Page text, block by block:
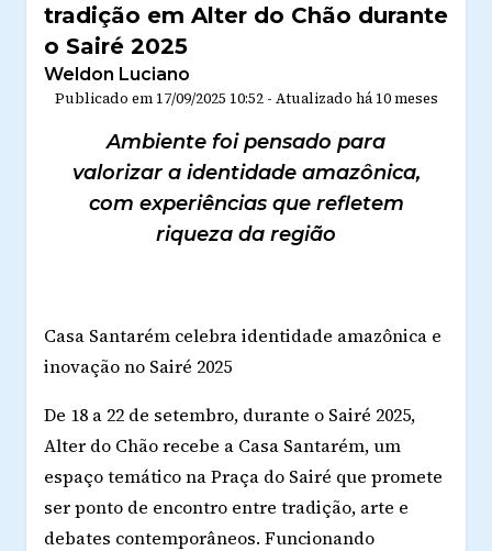
tradição em Alter do Chão durante
o Sairé 2025
Weldon Luciano
Publicado em 17/09/2025 10:52- Atualizado há 10 meses
Ambiente foi pensado para
valorizar a identidade amazônica,
com experiências que refletem
riqueza da região
Casa Santarém celebra identidade amazônica e
inovação no Sairé 2025
De 18 a 22 de setembro, durante o Sairé 2025,
Alter do Chão recebe a Casa Santarém, um
espaço temático na Praça do Sairé que promete
ser ponto de encontro entre tradição, arte e
debates contemporâneos. Funcionando